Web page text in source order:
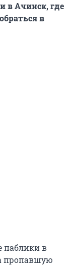
в Ачинск, где
в
паблики в
пропавшую